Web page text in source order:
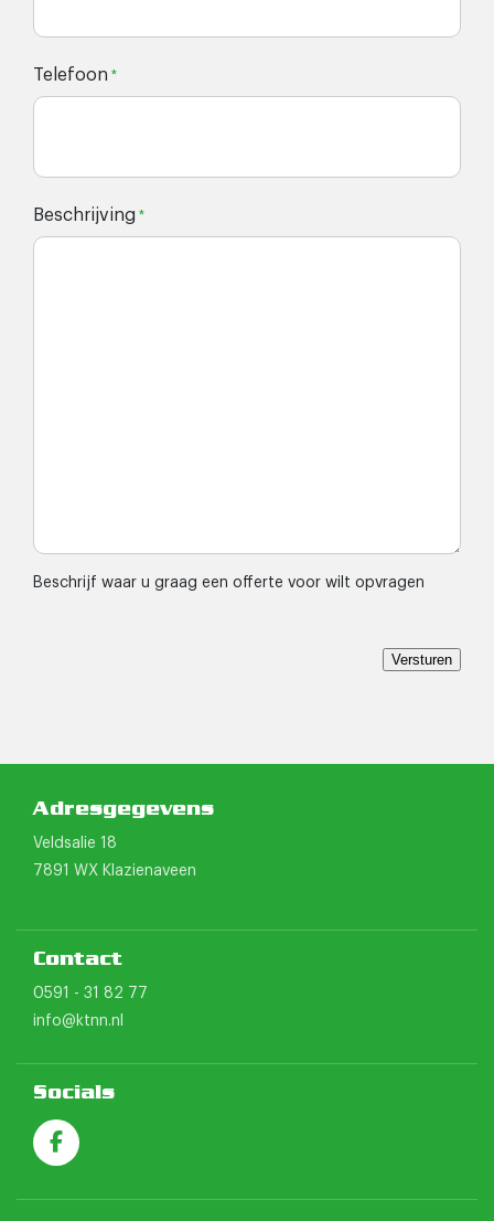
Telefoon *
Beschrijving *
Beschrijf waar u graag een offerte voor wilt opvragen
Versturen
Adresgegevens
Veldsalie 18
7891 WX Klazienaveen
Contact
0591 - 31 82 77
info@ktnn.nl
Socials